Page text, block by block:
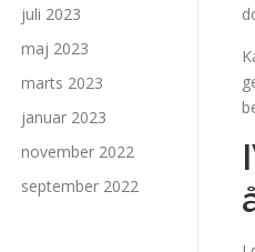
juli 2023
maj 2023
marts 2023
januar 2023
november 2022
september 2022